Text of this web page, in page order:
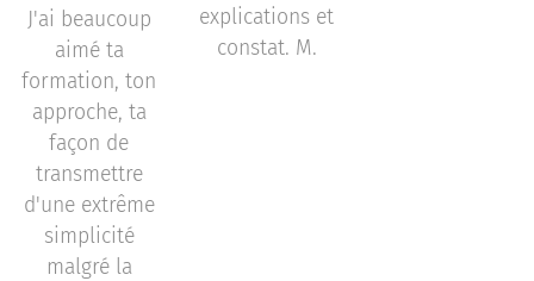
J'ai beaucoup
aimé ta
formation, ton
approche, ta
façon de
transmettre
d'une extrême
simplicité
malgré la
explications et
constat. M.